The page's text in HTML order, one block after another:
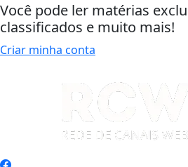
Você pode ler matérias
classificados e muito mais!
Criar minha conta